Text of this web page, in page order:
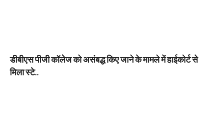
डीबीएस पीजी कॉलेज को असंबद्ध किए जाने के मामले में हाईकोर्ट से
मिला स्टे..